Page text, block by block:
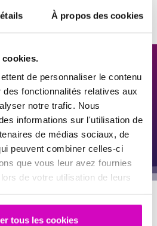
À propos des cookies
de personnaliser le contenu
fonctionnalités relatives aux
notre trafic. Nous
informations sur l'utilisation de
de médias sociaux, de
peuvent combiner celles-ci
que vous leur avez fournies
de votre utilisation de leurs
tous les cookies
du temps et limiter les erreurs
de vos chiffrages?
QDV (Quick Devis) !
Quick Devis